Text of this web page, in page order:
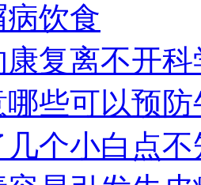
病饮食
复离不开
些可以预
个小白点